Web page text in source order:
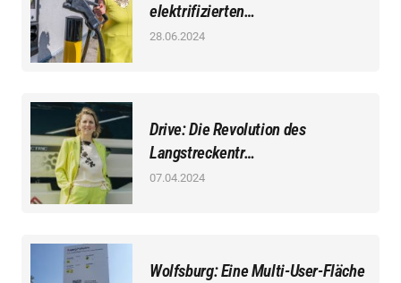
elektrifizierten…
28.06.2024
Drive: Die Revolution des
Langstreckentr…
07.04.2024
Wolfsburg: Eine Multi-User-Fläche